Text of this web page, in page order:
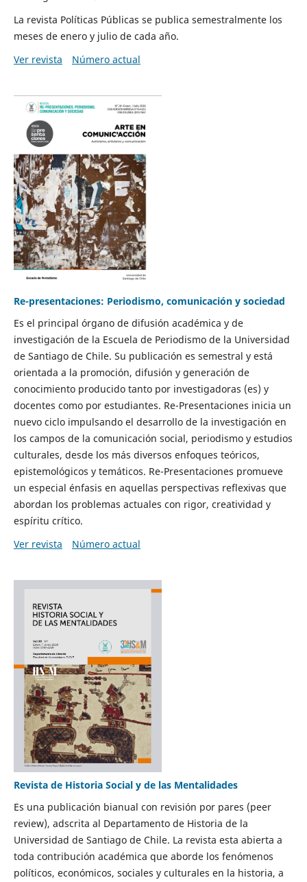
La revista Políticas Públicas se publica semestralmente los
meses de enero y julio de cada año.
Ver revista
Número actual
Re-presentaciones: Periodismo, comunicación y sociedad
Es el principal órgano de difusión académica y de
investigación de la Escuela de Periodismo de la Universidad
de Santiago de Chile. Su publicación es semestral y está
orientada a la promoción, difusión y generación de
conocimiento producido tanto por investigadoras (es) y
docentes como por estudiantes. Re-Presentaciones inicia un
nuevo ciclo impulsando el desarrollo de la investigación en
los campos de la comunicación social, periodismo y estudios
culturales, desde los más diversos enfoques teóricos,
epistemológicos y temáticos. Re-Presentaciones promueve
un especial énfasis en aquellas perspectivas reflexivas que
abordan los problemas actuales con rigor, creatividad y
espíritu crítico.
Ver revista
Número actual
Revista de Historia Social y de las Mentalidades
Es una publicación bianual con revisión por pares (peer
review), adscrita al Departamento de Historia de la
Universidad de Santiago de Chile. La revista esta abierta a
toda contribución académica que aborde los fenómenos
políticos, económicos, sociales y culturales en la historia, a